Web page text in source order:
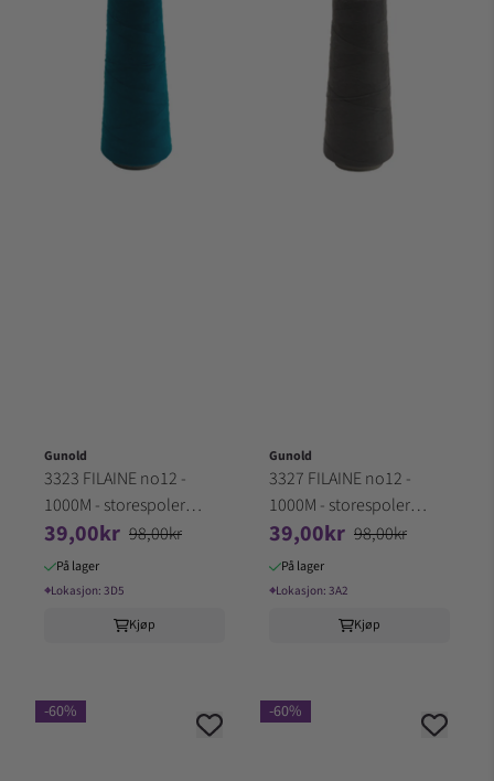
Gunold
3323 FILAINE no12 -
1000M - storespoler
100% Akryl (3D5)
39,00kr 98,00kr
På lager
⌖Lokasjon: 3D5
Kjøp
Gunold
3327 FILAINE no12 -
1000M - storespoler
100% Akryl (3A2)
39,00kr 98,00kr
På lager
⌖Lokasjon: 3A2
Kjøp
-60% -60%